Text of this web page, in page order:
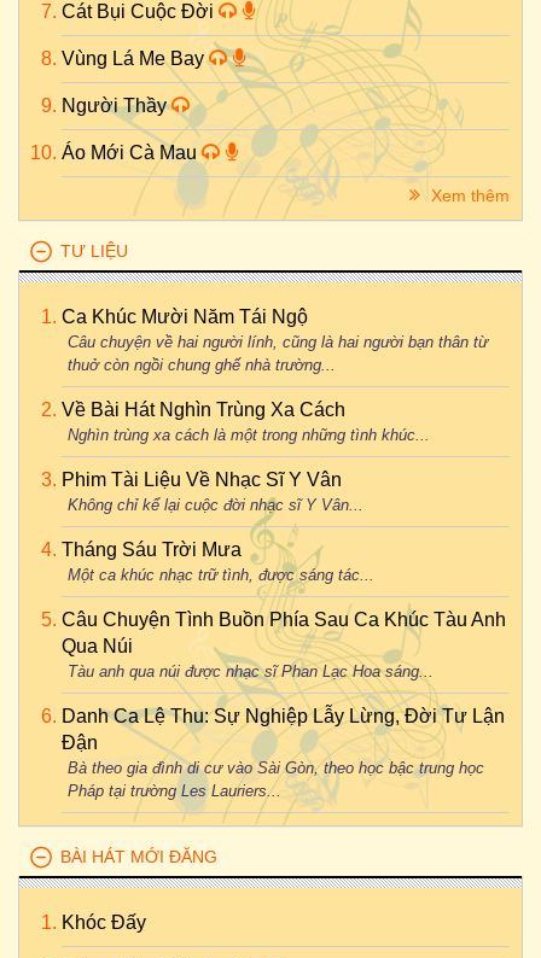
Cát Bụi Cuộc Đời
Vùng Lá Me Bay
Người Thầy
Áo Mới Cà Mau
Xem thêm
TƯ LIỆU
Ca Khúc Mười Năm Tái Ngộ
Câu chuyện về hai người lính, cũng là hai người bạn thân từ
thuở còn ngồi chung ghế nhà trường...
Về Bài Hát Nghìn Trùng Xa Cách
Nghìn trùng xa cách là một trong những tình khúc...
Phim Tài Liệu Về Nhạc Sĩ Y Vân
Không chỉ kể lại cuộc đời nhạc sĩ Y Vân...
Tháng Sáu Trời Mưa
Một ca khúc nhạc trữ tình, được sáng tác...
Câu Chuyện Tình Buồn Phía Sau Ca Khúc Tàu Anh
Qua Núi
Tàu anh qua núi được nhạc sĩ Phan Lạc Hoa sáng...
Danh Ca Lệ Thu: Sự Nghiệp Lẫy Lừng, Đời Tư Lận
Đận
Bà theo gia đình di cư vào Sài Gòn, theo học bậc trung học
Pháp tại trường Les Lauriers...
BÀI HÁT MỚI ĐĂNG
Khóc Đấy